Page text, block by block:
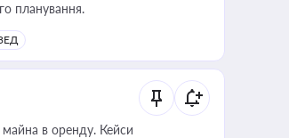
планування.
в оренду. Кейси